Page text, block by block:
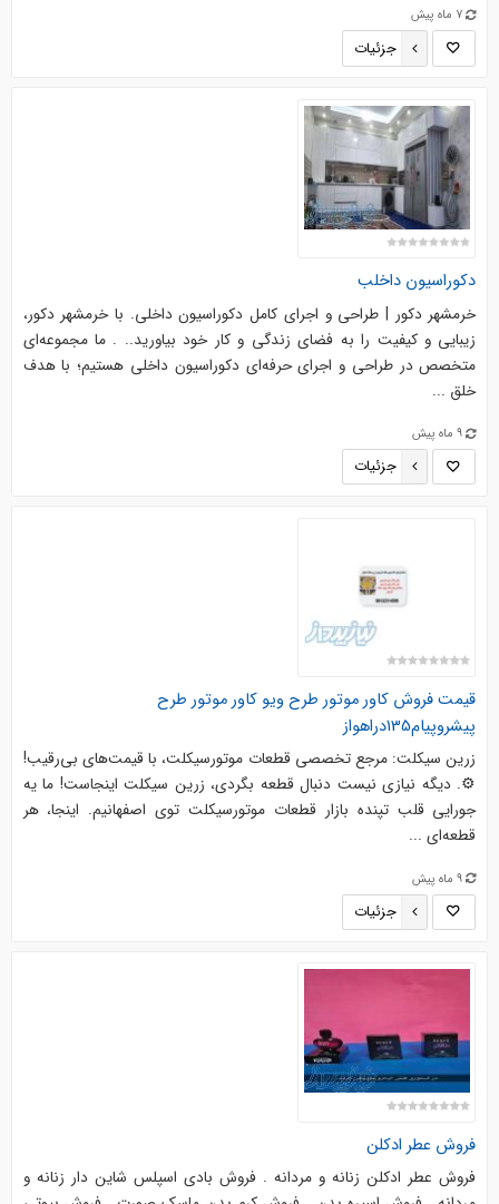
7 ماه پیش
جزئیات
دکوراسیون داخلب
خرمشهر دکور | طراحی و اجرای کامل دکوراسیون داخلی. با خرمشهر دکور،
زیبایی و کیفیت را به فضای زندگی و کار خود بیاورید.. . ما مجموعه‌ای
متخصص در طراحی و اجرای حرفه‌ای دکوراسیون داخلی هستیم؛ با هدف
خلق ...
9 ماه پیش
جزئیات
قیمت فروش کاور موتور طرح ویو کاور موتور طرح
پیشروپیام135دراهواز
زرین سیکلت: مرجع تخصصی قطعات موتورسیکلت، با قیمت‌های بی‌رقیب!
⚙️. دیگه نیازی نیست دنبال قطعه بگردی، زرین سیکلت اینجاست! ما یه
جورایی قلب تپنده بازار قطعات موتورسیکلت توی اصفهانیم. اینجا، هر
قطعه‌ای ...
9 ماه پیش
جزئیات
فروش عطر ادکلن
فروش عطر ادکلن زنانه و مردانه . فروش بادی اسپلس شاین دار زنانه و